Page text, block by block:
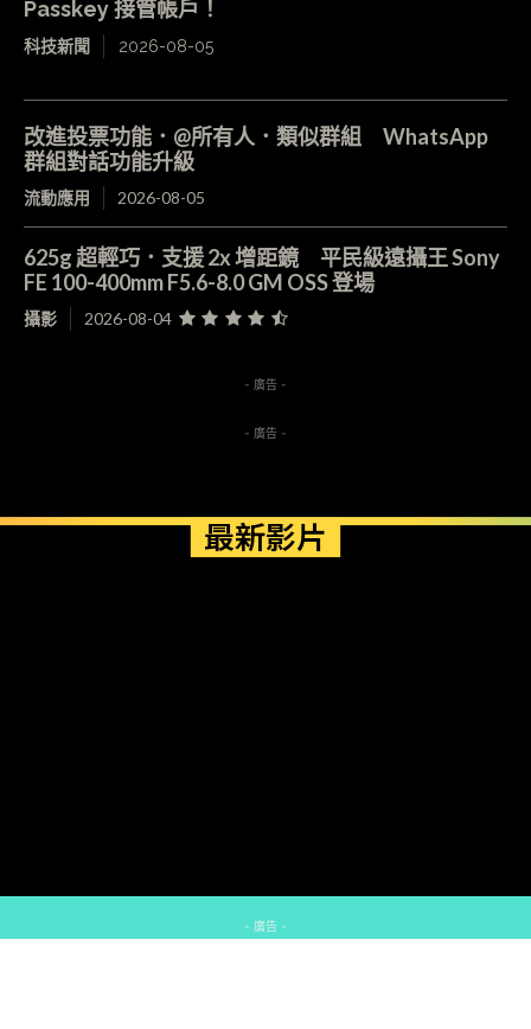
Passkey 接管帳戶！
科技新聞 2026-08-05
改進投票功能．@所有人．類似群組 WhatsApp
群組對話功能升級
流動應用 2026-08-05
625g 超輕巧．支援 2x 增距鏡 平民級遠攝王 Sony
FE 100-400mm F5.6-8.0 GM OSS 登場
攝影 2026-08-04
- 廣告 -
- 廣告 -
最新影片
- 廣告 -